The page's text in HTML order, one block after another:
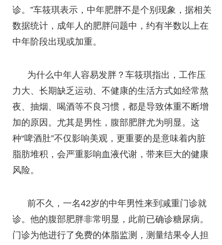
诊。”车筱琪表示，中年肥胖不是个别现象，据相关
数据统计，成年人的肥胖问题中，约有半数以上在
中年阶段出现或加重。
为什么中年人容易发胖？车筱琪指出，工作压
力大、长期缺乏运动、不健康的生活方式如经常熬
夜、抽烟、喝酒等不良习惯，都是导致体重不断增
加的原因。尤其是男性，腹部肥胖尤为明显。这
种“啤酒肚”不仅影响美观，更重要的是意味着内脏
脂肪堆积，会严重影响血液代谢，带来巨大的健康
风险。
前不久，一名42岁的中年男性来到减重门诊就
诊。他的腹部肥胖非常明显，此前已确诊糖尿病。
门诊为他进行了免费的体脂监测，测量结果令人担